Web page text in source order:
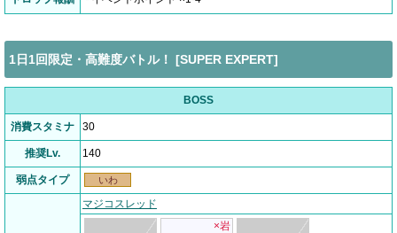
1日1回限定・高難度バトル！ [SUPER EXPERT]
BOSS
消費スタミナ 30
推奨Lv. 140
弱点タイプ いわ
マジコスレッド
×岩